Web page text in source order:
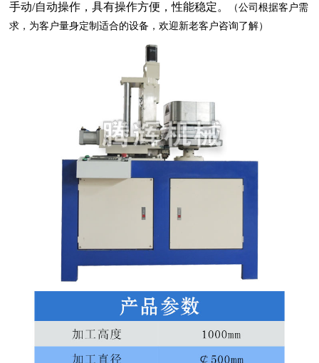
手动/自动操作，具有操作方便，性能稳定。
（公司根据客户需
求，为客户量身定制适合的设备，欢迎新老客户咨询了解）